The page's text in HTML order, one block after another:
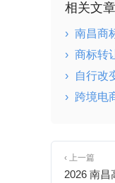
相关文章
› 南昌商
› 商标转
›
自行改
› 跨境电
‹ 上一篇
2026 南昌